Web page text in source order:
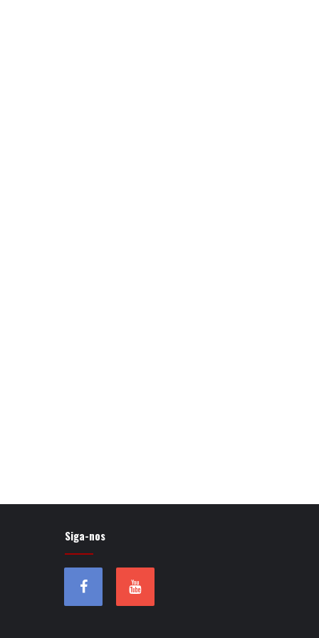
Siga-nos